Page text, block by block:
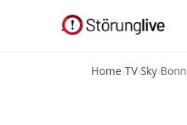
Home›TV›Sky›Bonn